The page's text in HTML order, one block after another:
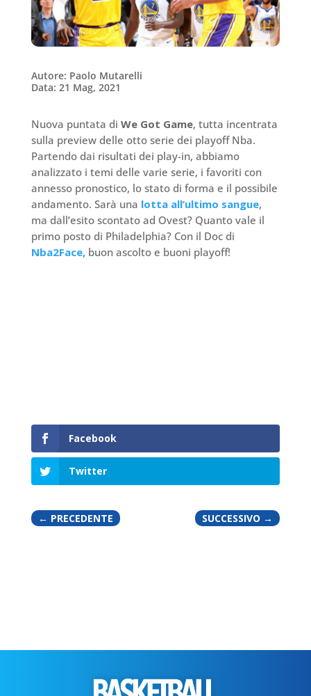
Autore: Paolo Mutarelli
Data: 21 Mag, 2021
Nuova puntata di We Got Game, tutta incentrata
sulla preview delle otto serie dei playoff Nba.
Partendo dai risultati dei play-in, abbiamo
analizzato i temi delle varie serie, i favoriti con
annesso pronostico, lo stato di forma e il possibile
andamento. Sarà una lotta all’ultimo sangue,
ma dall’esito scontato ad Ovest? Quanto vale il
primo posto di Philadelphia? Con il Doc di
Nba2Face,buon ascolto e buoni playoff!
Facebook
Twitter
← PRECEDENTE SUCCESSIVO →